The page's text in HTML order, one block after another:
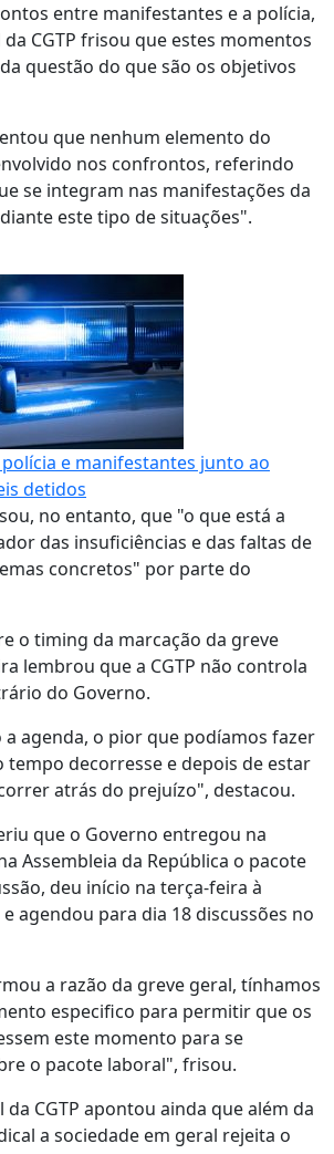
entre manifestantes e a polícia,
CGTP frisou que estes momentos
questão do que são os objetivos
que nenhum elemento do
nos confrontos, referindo
se integram nas manifestações da
este tipo de situações".
e manifestantes junto ao
detidos
no entanto, que "o que está a
das insuficiências e das faltas de
concretos" por parte do
o timing da marcação da greve
lembrou que a CGTP não controla
do Governo.
agenda, o pior que podíamos fazer
decorresse e depois de estar
atrás do prejuízo", destacou.
que o Governo entregou na
Assembleia da República o pacote
deu início na terça-feira à
agendou para dia 18 discussões no
a razão da greve geral, tínhamos
especifico para permitir que os
este momento para se
o pacote laboral", frisou.
CGTP apontou ainda que além da
a sociedade em geral rejeita o